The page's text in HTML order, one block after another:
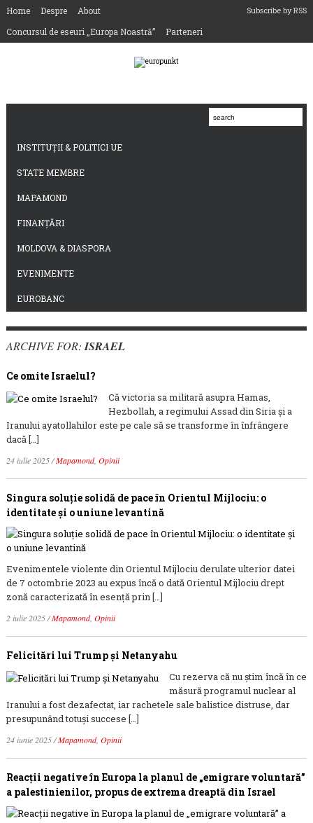
Subscribe by RSS
Home Despre
About
Concursul de eseuri „Europa Noastră”
Parteneri
INSTITUȚII & POLITICI UE
STATE MEMBRE
MAPAMOND
FINANȚĂRI
MOLDOVA & DIASPORA
EVENIMENTE
EUROBANC
ARCHIVE FOR: ISRAEL
Ce omite Israelul?
Că victoria sa militară asupra Hamas,
Hezbollah, a regimului Assad din Siria și a
Iranului ayatollahilor este pe cale să se transforme în înfrângere
dacă […]
24 iulie 2025/Mapamond, Opinii
Singura soluție solidă de pace în Orientul Mijlociu: o
identitate și o uniune levantină
Evenimentele violente din Orientul Mijlociu derulate ulterior datei
de 7 octombrie 2023 au expus încă o dată Orientul Mijlociu drept
zonă caracterizată în esență prin […]
2 iulie 2025/Mapamond, Opinii
Felicitări lui Trump și Netanyahu
Cu rezerva că nu știm încă în ce
măsură programul nuclear al
Iranului a fost dezafectat, iar rachetele sale balistice distruse, dar
presupunând totuși succese […]
24 iunie 2025/Mapamond, Opinii
Reacții negative în Europa la planul de „emigrare voluntară”
a palestinienilor, propus de extrema dreaptă din Israel